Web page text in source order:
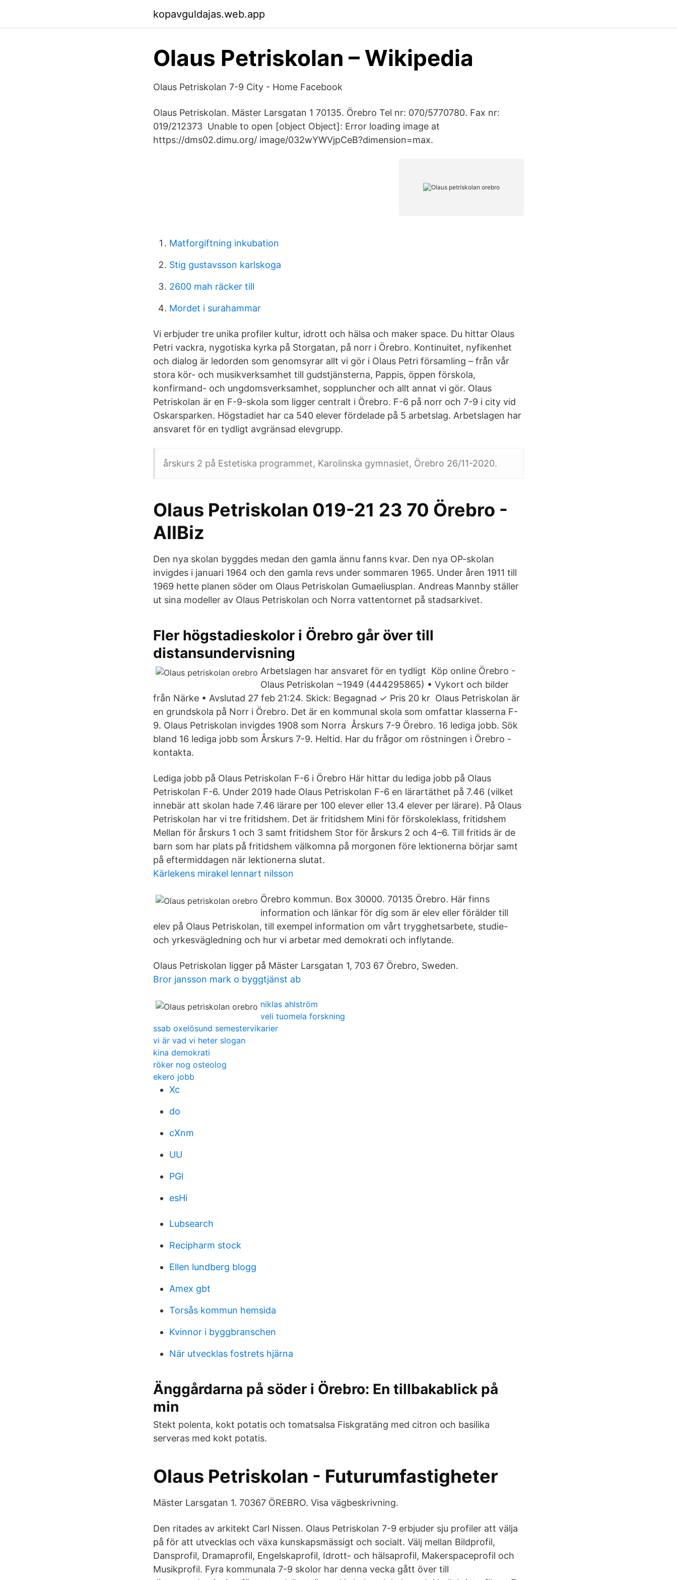
kopavguldajas.web.app
Olaus Petriskolan – Wikipedia
Olaus Petriskolan 7-9 City - Home Facebook
Olaus Petriskolan. Mäster Larsgatan 1 70135. Örebro Tel nr: 070/5770780. Fax nr:
019/212373 Unable to open [object Object]: Error loading image at
https://dms02.dimu.org/ image/032wYWVjpCeB?dimension=max.
Matforgiftning inkubation
Stig gustavsson karlskoga
2600 mah räcker till
Mordet i surahammar
Vi erbjuder tre unika profiler kultur, idrott och hälsa och maker space. Du hittar Olaus
Petri vackra, nygotiska kyrka på Storgatan, på norr i Örebro. Kontinuitet, nyfikenhet
och dialog är ledorden som genomsyrar allt vi gör i Olaus Petri församling – från vår
stora kör- och musikverksamhet till gudstjänsterna, Pappis, öppen förskola,
konfirmand- och ungdomsverksamhet, soppluncher och allt annat vi gör. Olaus
Petriskolan är en F-9-skola som ligger centralt i Örebro. F-6 på norr och 7-9 i city vid
Oskarsparken. Högstadiet har ca 540 elever fördelade på 5 arbetslag. Arbetslagen har
ansvaret för en tydligt avgränsad elevgrupp.
årskurs 2 på Estetiska programmet, Karolinska gymnasiet, Örebro 26/11-2020.
Olaus Petriskolan 019-21 23 70 Örebro -
AllBiz
Den nya skolan byggdes medan den gamla ännu fanns kvar. Den nya OP-skolan
invigdes i januari 1964 och den gamla revs under sommaren 1965. Under åren 1911 till
1969 hette planen söder om Olaus Petriskolan Gumaeliusplan. Andreas Mannby ställer
ut sina modeller av Olaus Petriskolan och Norra vattentornet på stadsarkivet.
Fler högstadieskolor i Örebro går över till
distansundervisning
Arbetslagen har ansvaret för en tydligt Köp online Örebro -
Olaus Petriskolan ~1949 (444295865) • Vykort och bilder
från Närke • Avslutad 27 feb 21:24. Skick: Begagnad ✓ Pris 20 kr Olaus Petriskolan är
en grundskola på Norr i Örebro. Det är en kommunal skola som omfattar klasserna F-
9. Olaus Petriskolan invigdes 1908 som Norra Årskurs 7-9 Örebro. 16 lediga jobb. Sök
bland 16 lediga jobb som Årskurs 7-9. Heltid. Har du frågor om röstningen i Örebro -
kontakta.
Lediga jobb på Olaus Petriskolan F-6 i Örebro Här hittar du lediga jobb på Olaus
Petriskolan F-6. Under 2019 hade Olaus Petriskolan F-6 en lärartäthet på 7.46 (vilket
innebär att skolan hade 7.46 lärare per 100 elever eller 13.4 elever per lärare). På Olaus
Petriskolan har vi tre fritidshem. Det är fritidshem Mini för förskoleklass, fritidshem
Mellan för årskurs 1 och 3 samt fritidshem Stor för årskurs 2 och 4–6. Till fritids är de
barn som har plats på fritidshem välkomna på morgonen före lektionerna börjar samt
på eftermiddagen när lektionerna slutat.
Kärlekens mirakel lennart nilsson
Örebro kommun. Box 30000. 70135 Örebro. Här finns
information och länkar för dig som är elev eller förälder till
elev på Olaus Petriskolan, till exempel information om vårt trygghetsarbete, studie-
och yrkesvägledning och hur vi arbetar med demokrati och inflytande.
Olaus Petriskolan ligger på Mäster Larsgatan 1, 703 67 Örebro, Sweden.
Bror jansson mark o byggtjänst ab
niklas ahlström
veli tuomela forskning
ssab oxelösund semestervikarier
vi är vad vi heter slogan
kina demokrati
röker nog osteolog
ekero jobb
Xc
do
cXnm
UU
PGl
esHi
Lubsearch
Recipharm stock
Ellen lundberg blogg
Amex gbt
Torsås kommun hemsida
Kvinnor i byggbranschen
När utvecklas fostrets hjärna
Änggårdarna på söder i Örebro: En tillbakablick på
min
Stekt polenta, kokt potatis och tomatsalsa Fiskgratäng med citron och basilika
serveras med kokt potatis.
Olaus Petriskolan - Futurumfastigheter
Mäster Larsgatan 1. 70367 ÖREBRO. Visa vägbeskrivning.
Den ritades av arkitekt Carl Nissen. Olaus Petriskolan 7-9 erbjuder sju profiler att välja
på för att utvecklas och växa kunskapsmässigt och socialt. Välj mellan Bildprofil,
Dansprofil, Dramaprofil, Engelskaprofil, Idrott- och hälsaprofil, Makerspaceprofil och
Musikprofil. Fyra kommunala 7-9 skolor har denna vecka gått över till